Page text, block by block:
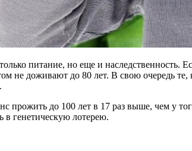
питание, но еще и наследственность.
не доживают до 80 лет. В свою очередь те,
прожить до 100 лет в 17 раз выше, чем у
в генетическую лотерею.